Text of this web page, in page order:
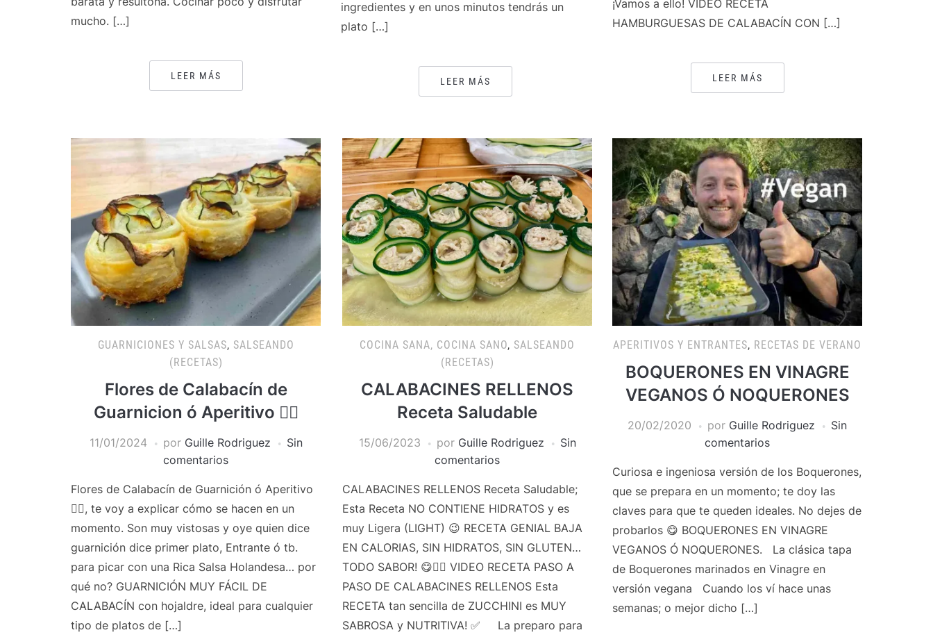
mucho. […]
LEER MÁS
ingredientes y en unos minutos tendrás un
plato […]
LEER MÁS
¡Vamos a ello! VIDEO RECETA
HAMBURGUESAS DE CALABACÍN CON […]
LEER MÁS
GUARNICIONES Y SALSAS, SALSEANDO
(RECETAS)
Flores de Calabacín de
Guarnicion ó Aperitivo 👍🏻
11/01/2024 por Guille Rodriguez
Sin
comentarios
Flores de Calabacín de Guarnición ó Aperitivo
👍🏻, te voy a explicar cómo se hacen en un
momento. Son muy vistosas y oye quien dice
guarnición dice primer plato, Entrante ó tb.
para picar con una Rica Salsa Holandesa… por
qué no? GUARNICIÓN MUY FÁCIL DE
CALABACÍN con hojaldre, ideal para cualquier
tipo de platos de […]
COCINA SANA, COCINA SANO, SALSEANDO
(RECETAS)
CALABACINES RELLENOS
Receta Saludable
15/06/2023 por Guille Rodriguez
Sin
comentarios
CALABACINES RELLENOS Receta Saludable;
Esta Receta NO CONTIENE HIDRATOS y es
muy Ligera (LIGHT) 😉 RECETA GENIAL BAJA
EN CALORIAS, SIN HIDRATOS, SIN GLUTEN…
TODO SABOR! 😋👌🏻 VIDEO RECETA PASO A
PASO DE CALABACINES RELLENOS Esta
RECETA tan sencilla de ZUCCHINI es MUY
SABROSA y NUTRITIVA! ✅ La preparo para
APERITIVOS Y ENTRANTES, RECETAS DE VERANO
BOQUERONES EN VINAGRE
VEGANOS Ó NOQUERONES
20/02/2020 por Guille Rodriguez
Sin
comentarios
Curiosa e ingeniosa versión de los Boquerones,
que se prepara en un momento; te doy las
claves para que te queden ideales. No dejes de
probarlos 😋 BOQUERONES EN VINAGRE
VEGANOS Ó NOQUERONES. La clásica tapa
de Boquerones marinados en Vinagre en
versión vegana Cuando los ví hace unas
semanas; o mejor dicho […]